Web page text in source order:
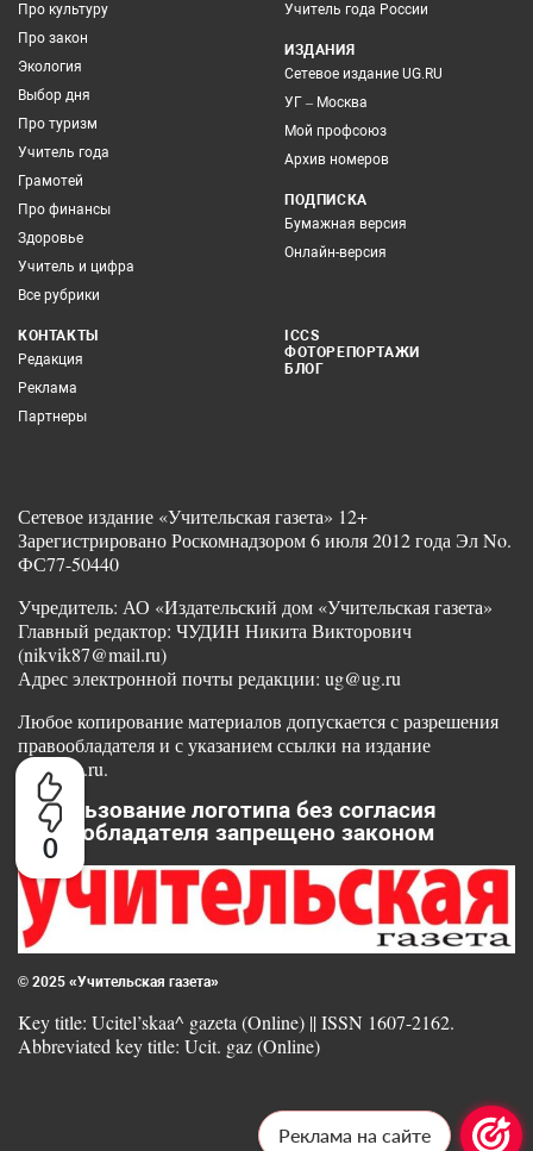
0
Про культуру
Про закон
Экология
Выбор дня
Про туризм
Учитель года
Грамотей
Про финансы
Здоровье
Учитель и цифра
Все рубрики
Учитель года России
ИЗДАНИЯ
Сетевое издание UG.RU
УГ – Москва
Мой профсоюз
Архив номеров
ПОДПИСКА
Бумажная версия
Онлайн-версия
КОНТАКТЫ
Редакция
Реклама
Партнеры
ICCS
ФОТОРЕПОРТАЖИ
БЛОГ
Сетевое издание «Учительская газета» 12+
Зарегистрировано Роскомнадзором 6 июля 2012 года Эл No.
ФС77-50440
Учредитель: АО «Издательский дом «Учительская газета»
Главный редактор: ЧУДИН Никита Викторович
(nikvik87@mail.ru)
Адрес электронной почты редакции: ug@ug.ru
Любое копирование материалов допускается с разрешения
правообладателя и с указанием ссылки на издание
www.ug.ru.
Использование логотипа без согласия
правообладателя запрещено законом
© 2025 «Учительская газета»
Key title: Ucitel’skaa^ gazeta (Online) || ISSN 1607-2162.
Abbreviated key title: Ucit. gaz (Online)
Реклама на сайте